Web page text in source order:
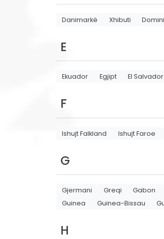
Danimarkë Xhibuti
E
Ekuador Egjipt El Salvador
F
Ishujt Falkland Ishujt Faroe
G
Gjermani Greqi Gabon
Guinea
Guinea-Bissau
H